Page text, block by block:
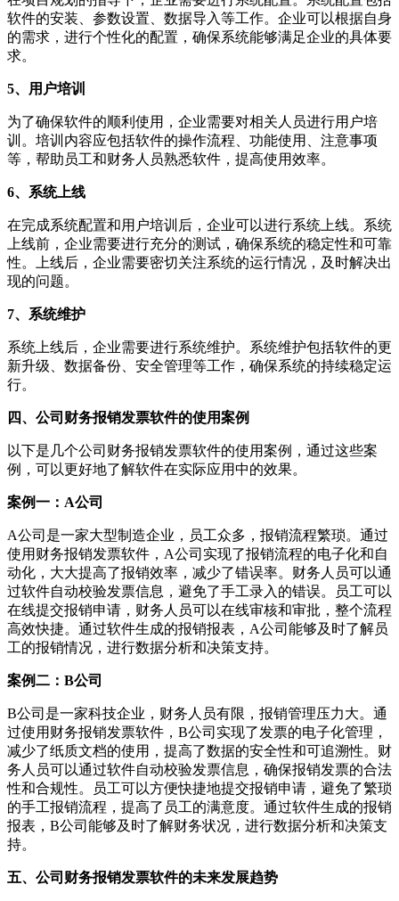
软件的安装、参数设置、数据导入等工作。企业可以根据自身
的需求，进行个性化的配置，确保系统能够满足企业的具体要
求。
5、用户培训
为了确保软件的顺利使用，企业需要对相关人员进行用户培
训。培训内容应包括软件的操作流程、功能使用、注意事项
等，帮助员工和财务人员熟悉软件，提高使用效率。
6、系统上线
在完成系统配置和用户培训后，企业可以进行系统上线。系统
上线前，企业需要进行充分的测试，确保系统的稳定性和可靠
性。上线后，企业需要密切关注系统的运行情况，及时解决出
现的问题。
7、系统维护
系统上线后，企业需要进行系统维护。系统维护包括软件的更
新升级、数据备份、安全管理等工作，确保系统的持续稳定运
行。
四、公司财务报销发票软件的使用案例
以下是几个公司财务报销发票软件的使用案例，通过这些案
例，可以更好地了解软件在实际应用中的效果。
案例一：A公司
A公司是一家大型制造企业，员工众多，报销流程繁琐。通过
使用财务报销发票软件，A公司实现了报销流程的电子化和自
动化，大大提高了报销效率，减少了错误率。财务人员可以通
过软件自动校验发票信息，避免了手工录入的错误。员工可以
在线提交报销申请，财务人员可以在线审核和审批，整个流程
高效快捷。通过软件生成的报销报表，A公司能够及时了解员
工的报销情况，进行数据分析和决策支持。
案例二：B公司
B公司是一家科技企业，财务人员有限，报销管理压力大。通
过使用财务报销发票软件，B公司实现了发票的电子化管理，
减少了纸质文档的使用，提高了数据的安全性和可追溯性。财
务人员可以通过软件自动校验发票信息，确保报销发票的合法
性和合规性。员工可以方便快捷地提交报销申请，避免了繁琐
的手工报销流程，提高了员工的满意度。通过软件生成的报销
报表，B公司能够及时了解财务状况，进行数据分析和决策支
持。
五、公司财务报销发票软件的未来发展趋势